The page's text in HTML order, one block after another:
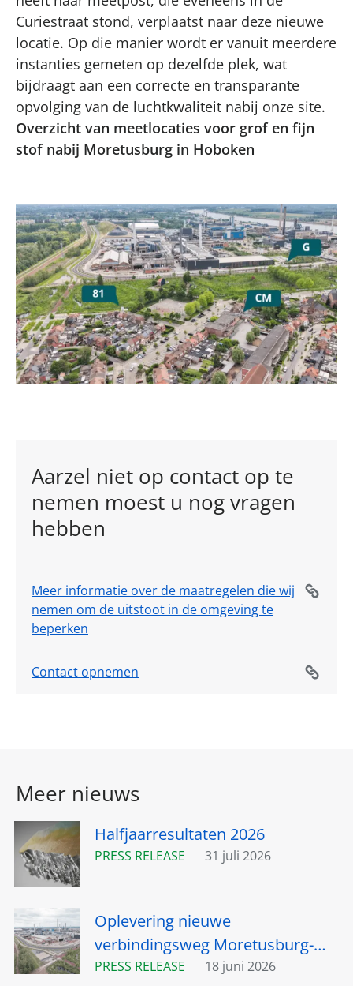
Curiestraat stond, verplaatst naar deze nieuwe
locatie. Op die manier wordt er vanuit meerdere
instanties gemeten op dezelfde plek, wat
bijdraagt aan een correcte en transparante
opvolging van de luchtkwaliteit nabij onze site.
Overzicht van meetlocaties voor grof en fijn
stof nabij Moretusburg in Hoboken
Aarzel niet op contact op te
nemen moest u nog vragen
hebben
Meer informatie over de maatregelen die wij
nemen om de uitstoot in de omgeving te
beperken
Contact opnemen
Meer nieuws
Halfjaarresultaten 2026
PRESS RELEASE 31 juli 2026
Oplevering nieuwe
verbindingsweg Moretusburg-
Hemiksem nabij Umicore site in
PRESS RELEASE 18 juni 2026